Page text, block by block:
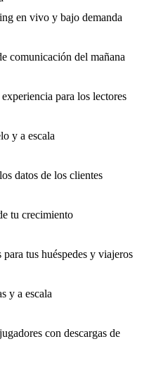
en vivo y bajo demanda
comunicación del mañana
para los lectores
y a escala
datos de los clientes
tu crecimiento
tus huéspedes y viajeros
y a escala
con descargas de